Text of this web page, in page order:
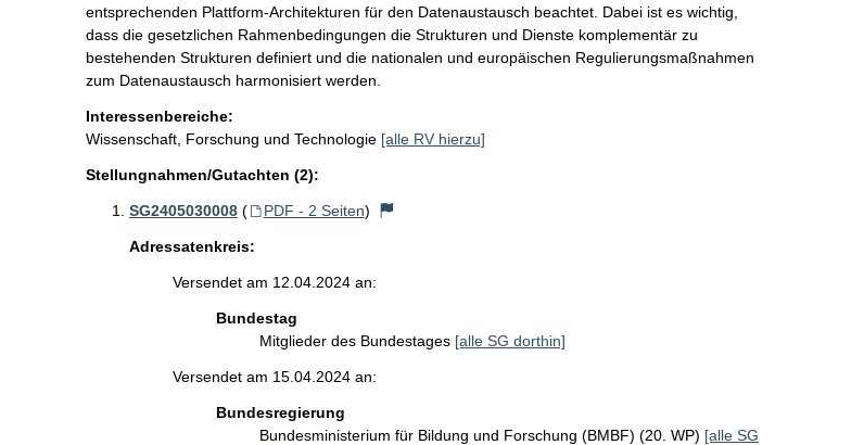
entsprechenden Plattform-Architekturen für den Datenaustausch beachtet. Dabei ist es wichtig,
dass die gesetzlichen Rahmenbedingungen die Strukturen und Dienste komplementär zu
bestehenden Strukturen definiert und die nationalen und europäischen Regulierungsmaßnahmen
zum Datenaustausch harmonisiert werden.
Interessenbereiche:
Wissenschaft, Forschung und Technologie [alle RV hierzu]
Stellungnahmen/Gutachten (2):
SG2405030008 ( PDF - 2 Seiten)
Adressatenkreis:
Versendet am 12.04.2024 an:
Bundestag
Mitglieder des Bundestages [alle SG dorthin]
Versendet am 15.04.2024 an:
Bundesregierung
Bundesministerium für Bildung und Forschung (BMBF) (20. WP) [alle SG